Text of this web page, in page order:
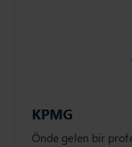
KPMG
Önde gelen bir